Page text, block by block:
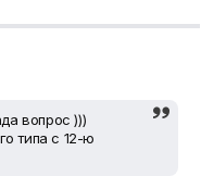
вопрос )))
типа с 12-ю